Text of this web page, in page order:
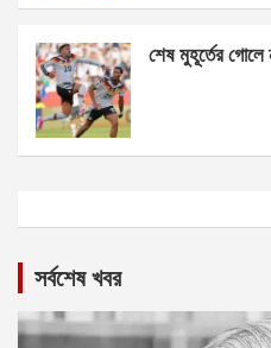
শেষ মুহূর্তের
সর্বশেষ খবর